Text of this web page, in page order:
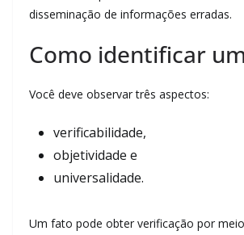
disseminação de informações erradas.
Como identificar
Você deve observar três aspectos:
verificabilidade,
objetividade e
universalidade.
Um fato pode obter verificação por